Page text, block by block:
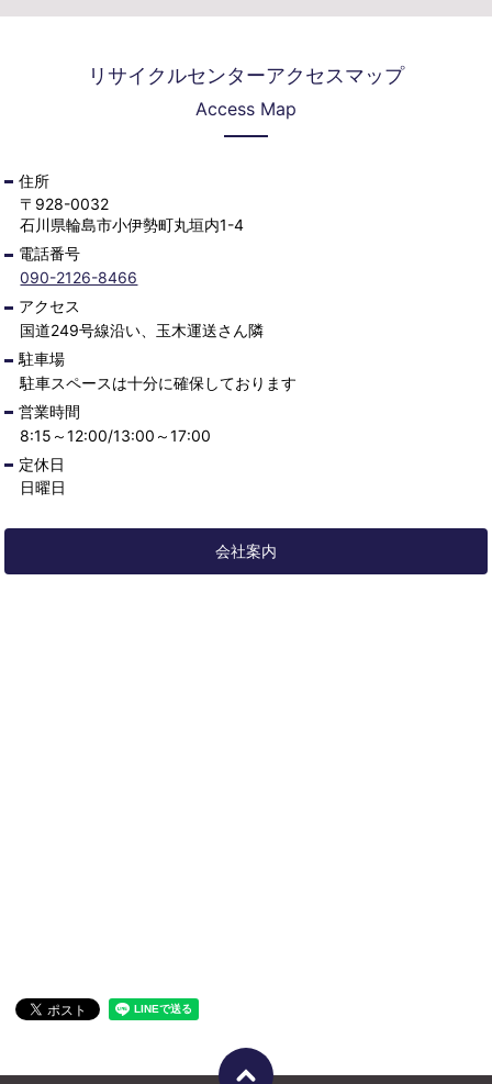
リサイクルセンターアクセスマップ
Access Map
住所
〒928-0032
石川県輪島市小伊勢町丸垣内1-4
電話番号
090-2126-8466
アクセス
国道249号線沿い、玉木運送さん隣
駐車場
駐車スペースは十分に確保しております
営業時間
8:15～12:00/13:00～17:00
定休日
日曜日
会社案内